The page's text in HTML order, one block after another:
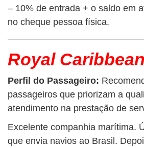
– 10% de entrada + o saldo em
no cheque pessoa física.
Royal Caribbean
Perfil do Passageiro:
passageiros que priorizam a
atendimento na prestação de
Excelente companhia marítima.
que envia navios ao Brasil.